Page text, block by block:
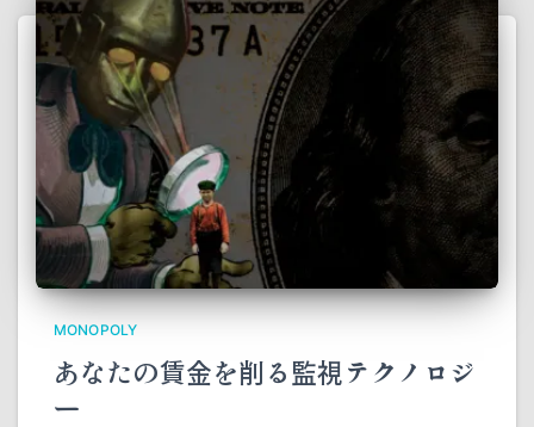
MONOPOLY
あなたの賃金を削る監視テクノロジ
ー